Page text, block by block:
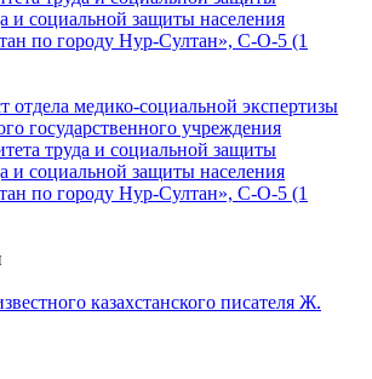
и социальной защиты населения
по городу Нур-Султан», C-O-5 (1
отдела медико-социальной экспертизы
государственного учреждения
труда и социальной защиты
и социальной защиты населения
по городу Нур-Султан», C-O-5 (1
казахстанского писателя Ж.